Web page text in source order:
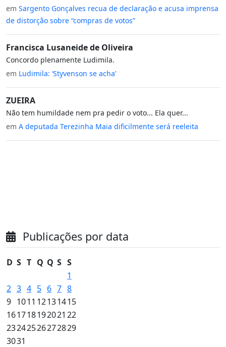
em Sargento Gonçalves recua de declaração e acusa imprensa
de distorção sobre “compras de votos”
Francisca Lusaneide de Oliveira
Concordo plenamente Ludimila.
em Ludimila: ‘Styvenson se acha’
ZUEIRA
Não tem humildade nem pra pedir o voto... Ela quer...
em A deputada Terezinha Maia dificilmente será reeleita
Publicações por data
D S T Q Q S S
1
2 3 4 5 6 7 8
9 1011 12131415
161718192021 22
23242526272829
3031